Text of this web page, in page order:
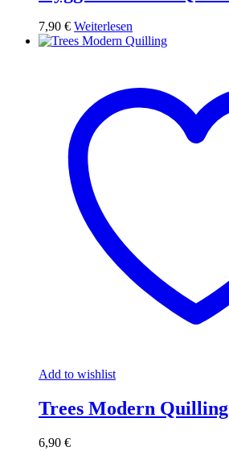
7,90 € Weiterlesen
Add to wishlist
Trees Modern Quilling
6,90 €